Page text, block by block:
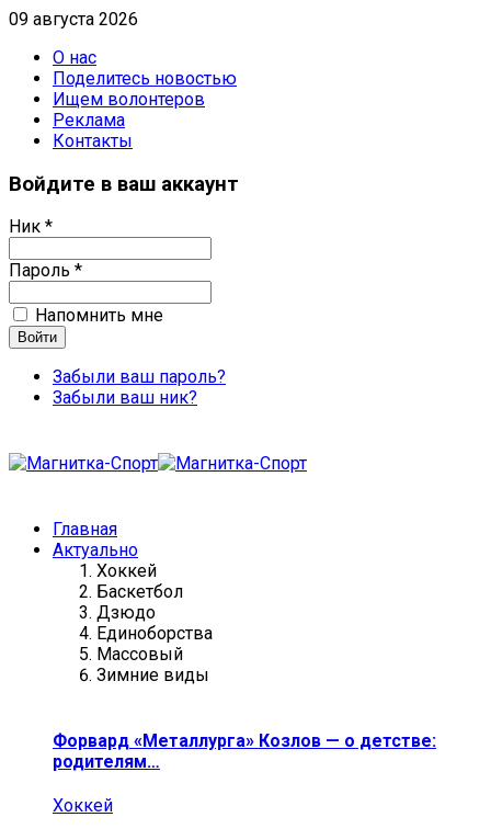
09 августа 2026
О нас
Поделитесь новостью
Ищем волонтеров
Реклама
Контакты
Войдите в ваш аккаунт
Ник *
Пароль *
Напомнить мне
Забыли ваш пароль?
Забыли ваш ник?
Главная
Актуально
Хоккей
Баскетбол
Дзюдо
Единоборства
Массовый
Зимние виды
Форвард «Металлурга» Козлов — о детстве:
родителям…
Хоккей